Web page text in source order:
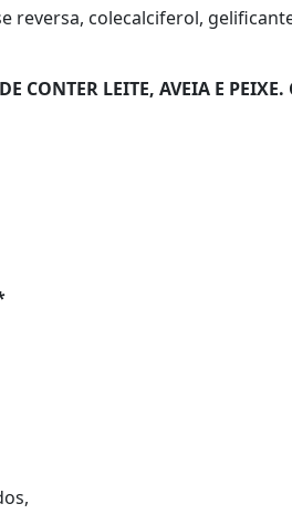
reversa, colecalciferol,
CONTER LEITE, AVEIA E